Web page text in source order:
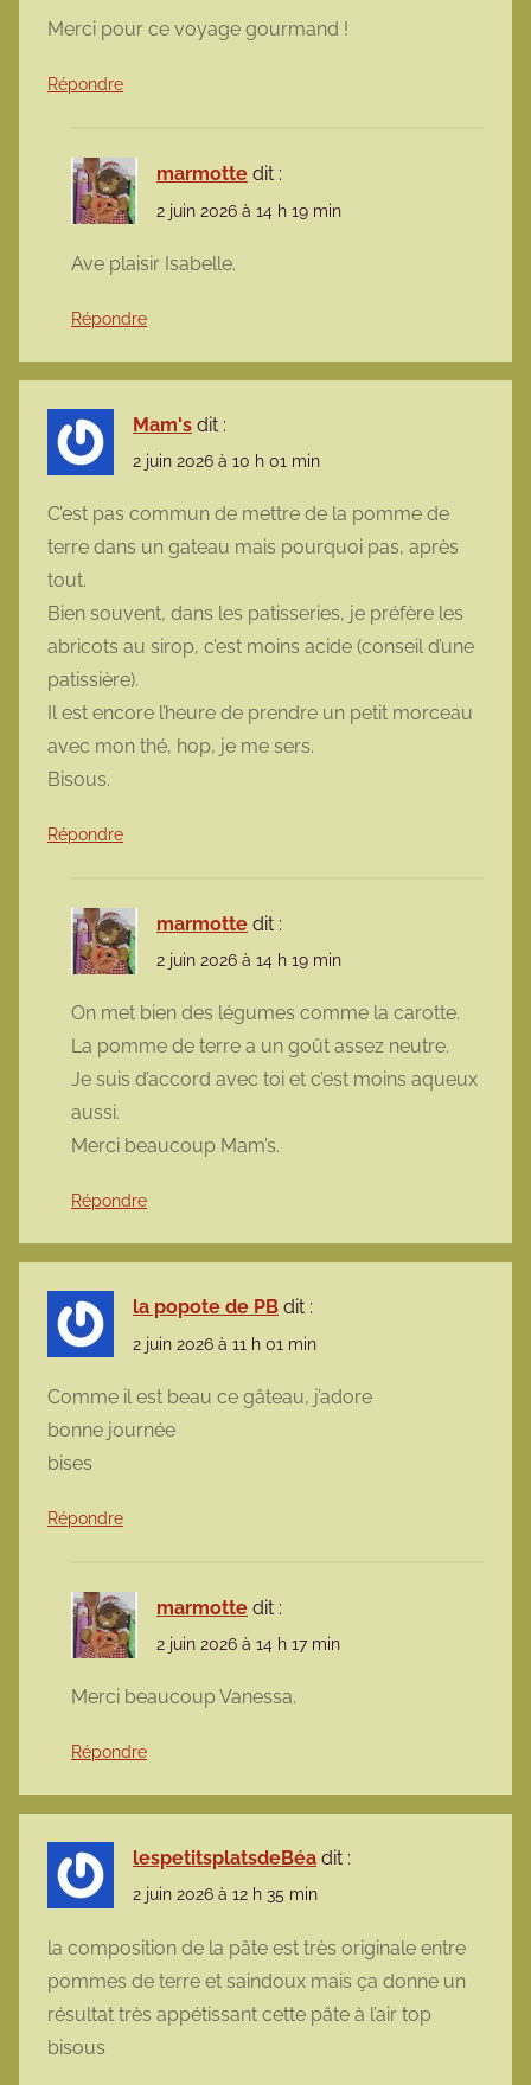
Merci pour ce voyage gourmand !
Répondre
marmotte dit :
2 juin 2026 à 14 h 19 min
Ave plaisir Isabelle.
Répondre
Mam's dit :
2 juin 2026 à 10 h 01 min
C’est pas commun de mettre de la pomme de
terre dans un gateau mais pourquoi pas, après
tout.
Bien souvent, dans les patisseries, je préfère les
abricots au sirop, c’est moins acide (conseil d’une
patissière).
Il est encore l’heure de prendre un petit morceau
avec mon thé, hop, je me sers.
Bisous.
Répondre
marmotte dit :
2 juin 2026 à 14 h 19 min
On met bien des légumes comme la carotte.
La pomme de terre a un goût assez neutre.
Je suis d’accord avec toi et c’est moins aqueux
aussi.
Merci beaucoup Mam’s.
Répondre
la popote de PB dit :
2 juin 2026 à 11 h 01 min
Comme il est beau ce gâteau, j’adore
bonne journée
bises
Répondre
marmotte dit :
2 juin 2026 à 14 h 17 min
Merci beaucoup Vanessa.
Répondre
lespetitsplatsdeBéa dit :
2 juin 2026 à 12 h 35 min
la composition de la pâte est très originale entre
pommes de terre et saindoux mais ça donne un
résultat très appétissant cette pâte à l’air top
bisous